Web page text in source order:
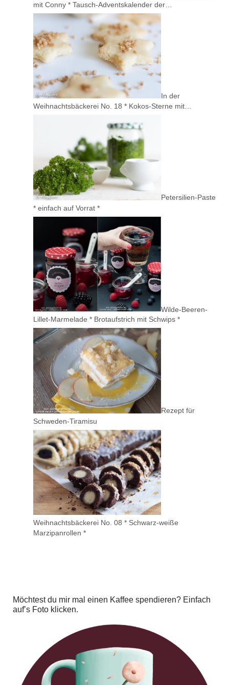
mit Conny * Tausch-Adventskalender der…
In der
Weihnachtsbäckerei No. 18 * Kokos-Sterne mit…
Petersilien-Paste
* einfach auf Vorrat *
Wilde-Beeren-
Lillet-Marmelade * Brotaufstrich mit Schwips *
Rezept für
Schweden-Tiramisu
Weihnachtsbäckerei No. 08 * Schwarz-weiße
Marzipanrollen *
Möchtest du mir mal einen Kaffee spendieren? Einfach
auf’s Foto klicken.